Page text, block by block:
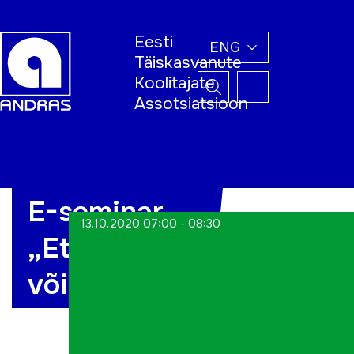
Eesti
Täiskasvanute
Koolitajate
Assotsiatsioon
ENG
E-seminar
„Ettevõtjaks
või mitte?“
13.10.2020 07:00 - 08:30